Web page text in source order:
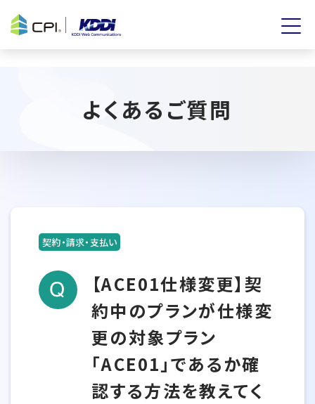
よくあるご質問
契約・請求・支払い
【ACE01仕様変更】契
約中のプランが仕様変
更の対象プラン
「ACE01」であるか確
認する方法を教えてく